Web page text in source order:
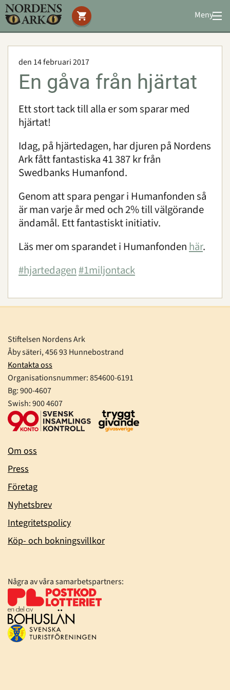
Meny
Stöd oss
Bevarande
Boende
Om oss | Öppettider
den 14 februari 2017
En gåva från hjärtat
Ett stort tack till alla er som sparar med
hjärtat!
Idag, på hjärtedagen, har djuren på Nordens
Ark fått fantastiska 41 387 kr från
Swedbanks Humanfond.
Genom att spara pengar i Humanfonden så
är man varje år med och 2% till välgörande
ändamål. Ett fantastiskt initiativ.
Läs mer om sparandet i Humanfonden här.
#hjartedagen#1miljontack
Stiftelsen Nordens Ark
Åby säteri, 456 93 Hunnebostrand
Kontakta oss
Organisationsnummer:854600-6191
Bg: 900-4607
Swish: 900 4607
Om oss
Press
Företag
Nyhetsbrev
Integritetspolicy
Köp- och bokningsvillkor
Några av våra samarbetspartners: